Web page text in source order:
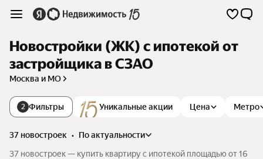
Новостройки (ЖК) с ипотекой от
застройщика в СЗАО
Москва и МО
2 Фильтры Уникальные акции Цена Метро
37 новостроек •
по актуальности
37 новостроек — купить квартиру с ипотекой площадью от 16